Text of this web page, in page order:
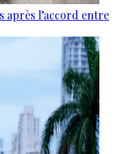
après l’accord entre